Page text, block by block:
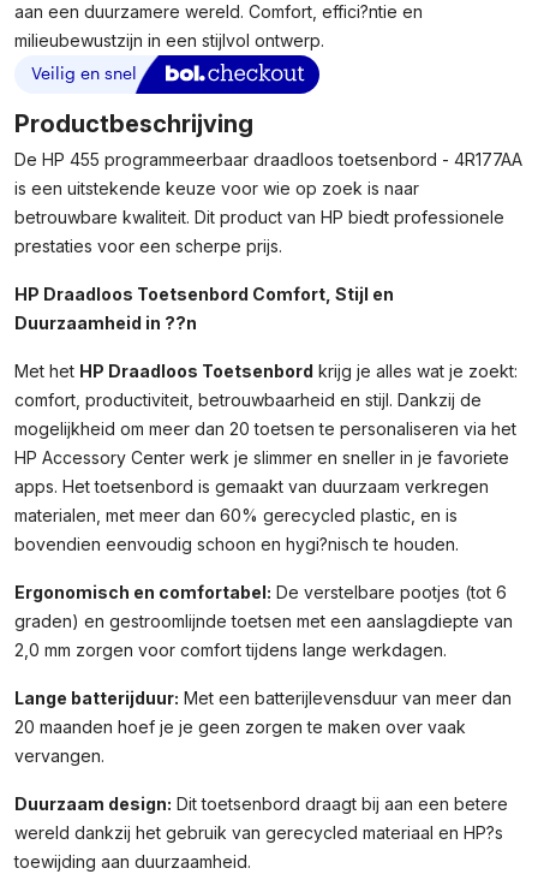
aan een duurzamere wereld. Comfort, effici?ntie en
milieubewustzijn in een stijlvol ontwerp.
Productbeschrijving
De HP 455 programmeerbaar draadloos toetsenbord - 4R177AA
is een uitstekende keuze voor wie op zoek is naar
betrouwbare kwaliteit. Dit product van HP biedt professionele
prestaties voor een scherpe prijs.
HP Draadloos Toetsenbord Comfort, Stijl en
Duurzaamheid in ??n
Met het HP Draadloos Toetsenbord krijg je alles wat je zoekt:
comfort, productiviteit, betrouwbaarheid en stijl. Dankzij de
mogelijkheid om meer dan 20 toetsen te personaliseren via het
HP Accessory Center werk je slimmer en sneller in je favoriete
apps. Het toetsenbord is gemaakt van duurzaam verkregen
materialen, met meer dan 60% gerecycled plastic, en is
bovendien eenvoudig schoon en hygi?nisch te houden.
Ergonomisch en comfortabel: De verstelbare pootjes (tot 6
graden) en gestroomlijnde toetsen met een aanslagdiepte van
2,0 mm zorgen voor comfort tijdens lange werkdagen.
Lange batterijduur: Met een batterijlevensduur van meer dan
20 maanden hoef je je geen zorgen te maken over vaak
vervangen.
Duurzaam design: Dit toetsenbord draagt bij aan een betere
wereld dankzij het gebruik van gerecycled materiaal en HP?s
toewijding aan duurzaamheid.